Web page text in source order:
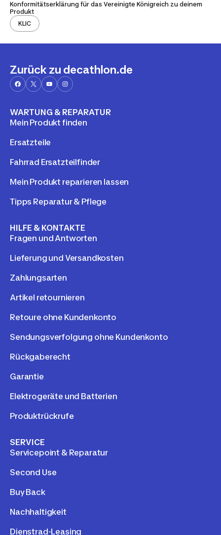
Konformitätserklärung für das Vereinigte Königreich zu deinem
Produkt
KLIC
Zurück zu decathlon.de
WARTUNG & REPARATUR
Mein Produkt finden
Ersatzteile
Fahrrad Ersatzteilfinder
Mein Produkt reparieren lassen
Tipps Reparatur & Pflege
HILFE & KONTAKTE
Fragen und Antworten
Lieferung und Versandkosten
Zahlungsarten
Artikel retournieren
Retoure ohne Kundenkonto
Sendungsverfolgung ohne Kundenkonto
Rückgaberecht
Garantie
Elektrogeräte und Batterien
Produktrückrufe
SERVICE
Servicepoint & Reparatur
Second Use
Buy Back
Nachhaltigkeit
Dienstrad-Leasing